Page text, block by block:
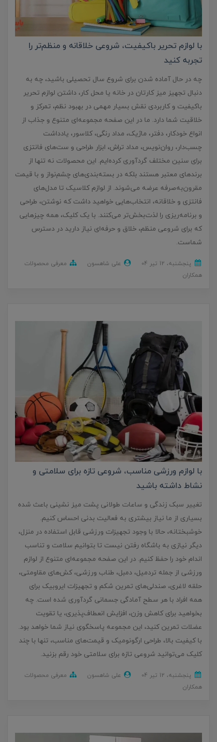
با لوازم تحریر باکیفیت، شروعی خلاقانه و منظم‌تر را
تجربه کنید
چه در حال آماده شدن برای شروع سال تحصیلی باشید، چه به
دنبال تجهیز میز کارتان در خانه یا محل کار، داشتن لوازم تحریر
باکیفیت و کاربردی نقش بسیار مهمی در بهبود نظم، تمرکز و
خلاقیت شما دارد. ما در این صفحه مجموعه‌ای متنوع و جذاب از
انواع خودکار، دفتر، ماژیک، مداد رنگی، کلاسور، یادداشت
چسب‌دار، روان‌نویس، مداد تراش، ابزار طراحی و ست‌های فانتزی
برای سنین مختلف گردآوری کرده‌ایم. این محصولات نه تنها از
برندهای معتبر هستند بلکه در بسته‌بندی‌های چشم‌نواز و با قیمت
مقرون‌به‌صرفه عرضه می‌شوند. از لوازم کلاسیک تا مدل‌های
فانتزی و خلاقانه، انتخاب‌هایی خواهید داشت که نوشتن، طراحی
و برنامه‌ریزی را لذت‌بخش‌تر می‌کنند. با یک کلیک، همه چیزهایی
که برای شروعی منظم، خلاق و حرفه‌ای نیاز دارید در دسترس
شماست.
پنجشنبه، 12 تير 04 علی شاهسون
معرفی محصولات
همکاران
با لوازم ورزشی مناسب، شروعی تازه برای سلامتی و
نشاط داشته باشید
تغییر سبک زندگی و ساعات طولانی پشت میز نشینی باعث شده
بسیاری از ما نیاز بیشتری به فعالیت بدنی احساس کنیم.
خوشبختانه، حالا با وجود تجهیزات ورزشی قابل استفاده در منزل،
دیگر نیازی به باشگاه رفتن نیست تا بتوانیم سلامت و تناسب
اندام خود را حفظ کنیم. در این صفحه مجموعه‌ای متنوع از لوازم
ورزشی از جمله تردمیل، دمبل، طناب ورزشی، کش‌های مقاومتی،
حلقه لاغری، صندلی‌های تمرین شکم و تجهیزات ایروبیک برای
همه افراد با هر سطح آمادگی جسمانی گردآوری شده است. چه
بخواهید برای کاهش وزن، افزایش انعطاف‌پذیری، یا تقویت
عضلات تمرین کنید، این مجموعه پاسخگوی نیاز شما خواهد بود.
با کیفیت بالا، طراحی ارگونومیک و قیمت‌های مناسب، تنها با چند
کلیک می‌توانید شروعی تازه برای سلامتی خود رقم بزنید.
پنجشنبه، 12 تير 04 علی شاهسون
معرفی محصولات
همکاران